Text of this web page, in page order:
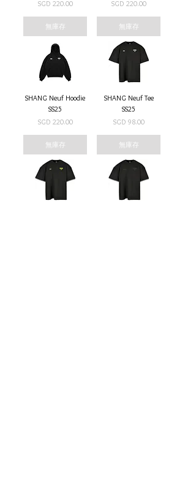
價格
SGD 220.00
無庫存
價格
SGD 220.00
無庫存
SHANG Neuf Hoodie
SS25
價格
SGD 220.00
無庫存
SHANG Neuf Tee
SS25
價格
SGD 98.00
無庫存